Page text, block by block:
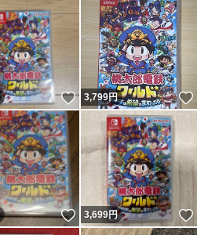
いいね！
3,799円
いいね！
3,699円